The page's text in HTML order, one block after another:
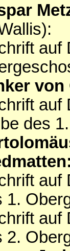
auf
von
auf
des
auf
1.
auf
2.